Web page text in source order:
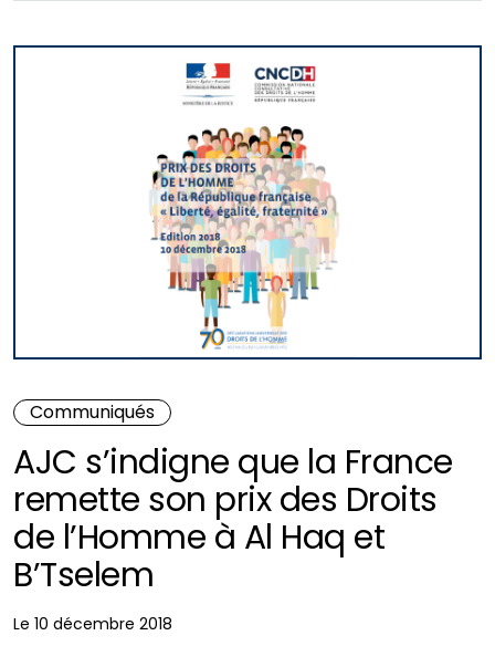
Communiqués
AJC s’indigne que la France
remette son prix des Droits
de l’Homme à Al Haq et
B’Tselem
Le 10 décembre 2018